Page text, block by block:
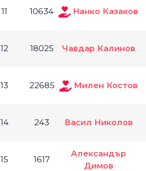
11 10634 Нанко Казаков
12 18025 Чавдар Калинов
13 22685 Милен Костов
14 243 Васил Николов
15 1617
Александър
Димов